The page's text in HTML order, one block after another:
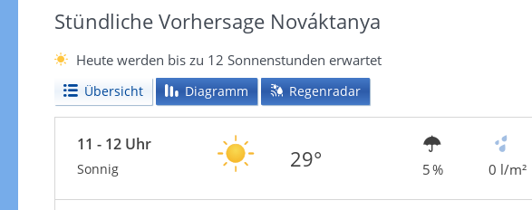
Stündliche Vorhersage Nováktanya
Heute werden bis zu 12 Sonnenstunden erwartet
Übersicht Diagramm Regenradar
11 - 12 Uhr
Sonnig 29° 5 % 0 l/m²